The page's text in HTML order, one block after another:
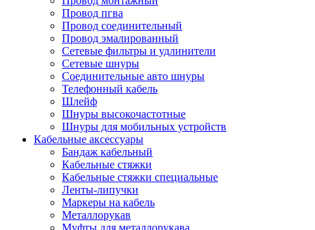
Провод пгва
Провод соединительный
Провод эмалированный
Сетевые фильтры и удлинители
Сетевые шнуры
Соединительные авто шнуры
Телефонный кабель
Шлейф
Шнуры высокочастотные
Шнуры для мобильных устройств
Кабельные аксессуары
Бандаж кабельный
Кабельные стяжки
Кабельные стяжки специальные
Ленты-липучки
Маркеры на кабель
Металлорукав
Муфты для металлорукава